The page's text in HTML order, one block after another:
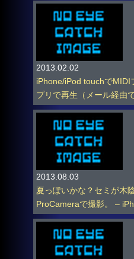
2013.02.02
iPhone/iPod touchで
プリで再生（メール経由
2013.08.03
夏っぽいかな？セミが木
ProCameraで撮影。 –